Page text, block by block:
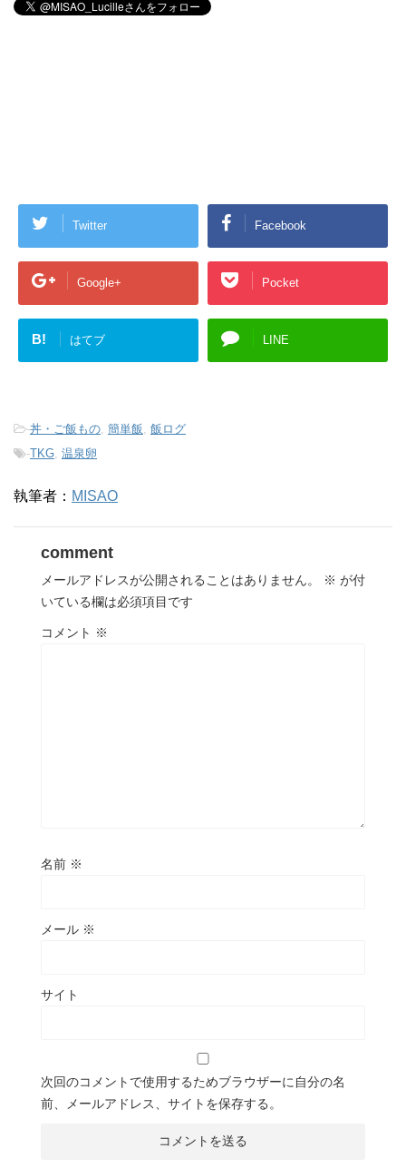
Twitter Facebook
Google+ Pocket
B! はてブ LINE
-丼・ご飯もの 簡単飯 飯ログ
-TKG 温泉卵
執筆者： MISAO
comment
メールアドレスが公開されることはありません。 ※ が付
いている欄は必須項目です
コメント ※
名前 ※
メール ※
サイト
次回のコメントで使用するためブラウザーに自分の名
前、メールアドレス、サイトを保存する。